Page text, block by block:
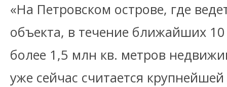
«На Петровском острове, где
объекта, в течение ближайших
более 1,5 млн кв. метров
уже сейчас считается